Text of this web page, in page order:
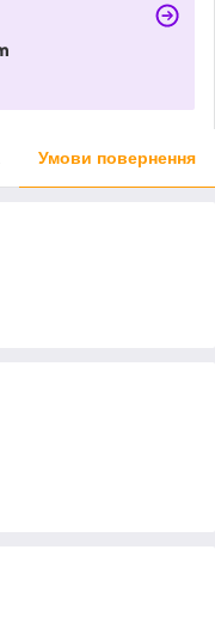
Умови повернення